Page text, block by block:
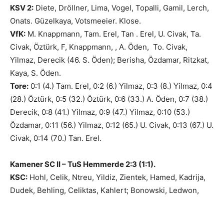
KSV 2: Diete, Dröllner, Lima, Vogel, Topalli, Gamil, Lerch,
Onats. Güzelkaya, Votsmeeier. Klose.
VfK: M. Knappmann, Tam. Erel, Tan . Erel, U. Civak, Ta.
Civak, Öztürk, F, Knappmann, , A. Öden, To. Civak,
Yilmaz, Derecik (46. S. Öden); Berisha, Özdamar, Ritzkat,
Kaya, S. Öden.
Tore: 0:1 (4.) Tam. Erel, 0:2 (6.) Yilmaz, 0:3 (8.) Yilmaz, 0:4
(28.) Öztürk, 0:5 (32.) Öztürk, 0:6 (33.) A. Öden, 0:7 (38.)
Derecik, 0:8 (41.) Yilmaz, 0:9 (47.) Yilmaz, 0:10 (53.)
Özdamar, 0:11 (56.) Yilmaz, 0:12 (65.) U. Civak, 0:13 (67.) U.
Civak, 0:14 (70.) Tan. Erel.
Kamener SC II – TuS Hemmerde 2:3 (1:1).
KSC: Hohl, Celik, Ntreu, Yildiz, Zientek, Hamed, Kadrija,
Dudek, Behling, Celiktas, Kahlert; Bonowski, Ledwon,